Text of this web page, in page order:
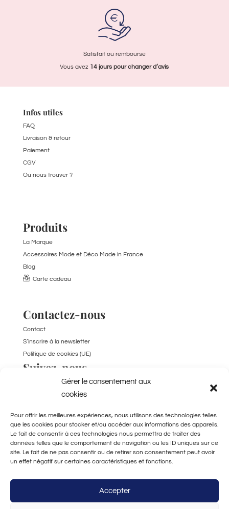
Gérer le consentement aux
cookies
Pour offrir les meilleures expériences, nous utilisons des technologies telles
que les cookies pour stocker et/ou accéder aux informations des appareils.
Le fait de consentir à ces technologies nous permettra de traiter des
données telles que le comportement de navigation ou les ID uniques sur ce
site. Le fait de ne pas consentir ou de retirer son consentement peut avoir
un effet négatif sur certaines caractéristiques et fonctions.
Accepter
Satisfait ou remboursé
Vous avez 14 jours pourchanger d’avis
Infos utiles
FAQ
Livraison & retour
Paiement
CGV
Où nous trouver ?
Produits
La Marque
Accessoires Mode et Déco Made in France
Blog
Carte cadeau
Contactez-nous
Contact
S’inscrire à la newsletter
Politique de cookies (UE)
Suivez-nous
TikTok